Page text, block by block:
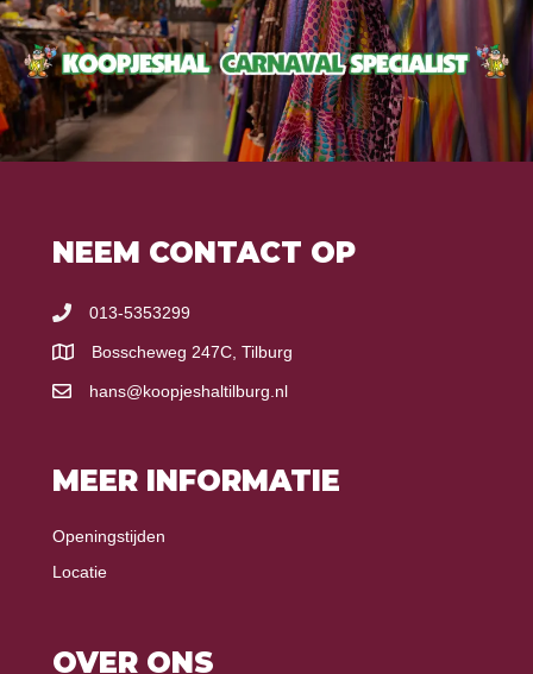
NEEM CONTACT OP
013-5353299
Bosscheweg 247C, Tilburg
hans@koopjeshaltilburg.nl
MEER INFORMATIE
Openingstijden
Locatie
OVER ONS